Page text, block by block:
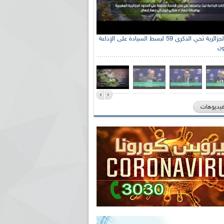
الإذاعة الجزائرية تحي الذكرى 59 لبسط السيادة على الإذاعة